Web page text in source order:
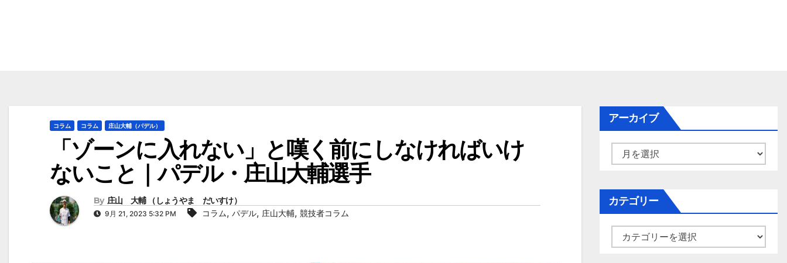
コラム コラム 庄山大輔（パデル）
「ゾーンに入れない」と嘆く前にしなければいけ
ないこと｜パデル・庄山大輔選手
By 庄山 大輔 （しょうやま だいすけ）
9月 21, 2023 5:32 PM コラム, パデル, 庄山大輔, 競技者コラム
アーカイブ
ー
イ
ブ
カテゴリー
テ